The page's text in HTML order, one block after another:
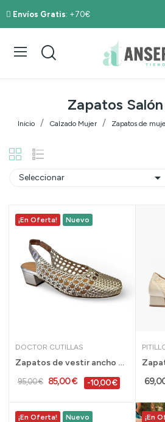
Envíos Gratis: +70€
Zapatos
Inicio Calzado Mujer Zapatos de
Seleccionar 
¡En Oferta! Nuevo
DOCTOR CUTILLAS
Zapatos de vestir ancho especial con tacón...
95,00 € 85,00 € -10,00 €
¡En Oferta! Nuevo ¡En